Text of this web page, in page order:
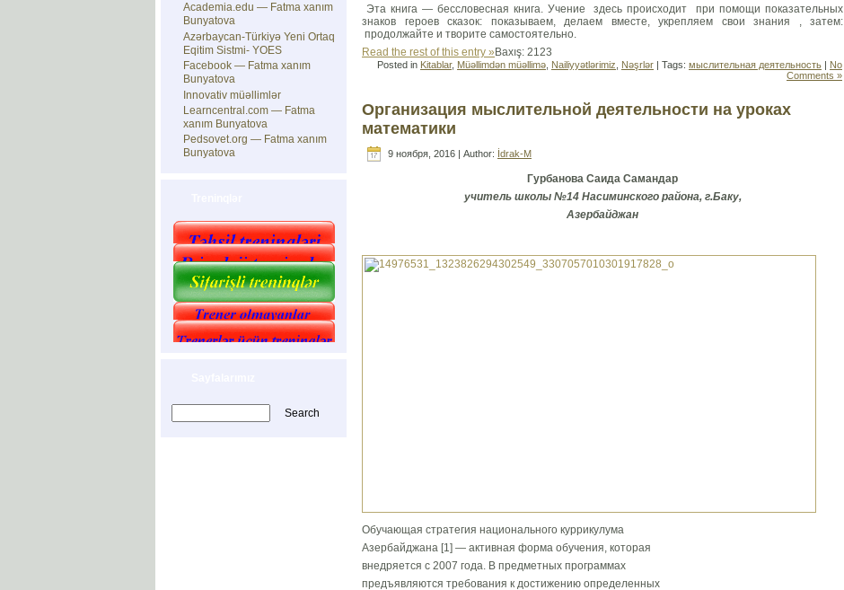
Academia.edu — Fatma xanım
Bunyatova
Azərbaycan-Türkiyə Yeni Ortaq
Eqitim Sistmi- YOES
Facebook — Fatma xanım
Bunyatova
Innovativ müəllimlər
Learncentral.com — Fatma
xanım Bunyatova
Pedsovet.org — Fatma xanım
Bunyatova
Эта книга — бессловесная книга. Учение здесь происходит при помощи показательных
знаков героев сказок: показываем, делаем вместе, укрепляем свои знания , затем:
продолжайте и творите самостоятельно.
Read the rest of this entry » Baxış: 2123
Posted in Kitablar, Müəllimdən müəllimə, Nailiyyətlərimiz, Nəşrlər | Tags: мыслительная деятельность
No
Comments »
Организация мыслительной деятельности на уроках
математики
9 ноября, 2016 | Author: İdrak-M
Гурбанова Саида Самандар
учитель школы №14 Насиминского района, г.Баку,
Азербайджан
Обучающая стратегия национального куррикулума
Азербайджана [1] — активная форма обучения, которая
внедряется с 2007 года. В предметных программах
предъявляются требования к достижению определенных